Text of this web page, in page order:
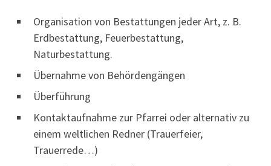
Organisation von Bestattungen jeder Art, z. B.
Erdbestattung, Feuerbestattung,
Naturbestattung.
Übernahme von Behördengängen
Überführung
Kontaktaufnahme zur Pfarrei oder alternativ zu
einem weltlichen Redner (Trauerfeier,
Trauerrede…)